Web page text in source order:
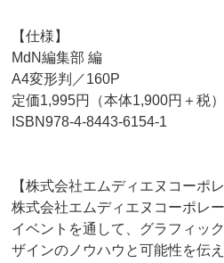
【仕様】
MdN編集部 編
A4変形判／160P
定価1,995円（本体1,900円＋税）
ISBN978-4-8443-6154-1
【株式会社エムディエヌコーポ
株式会社エムディエヌコーポレ
イベントを通して、グラフィッ
ザインのノウハウと可能性を伝